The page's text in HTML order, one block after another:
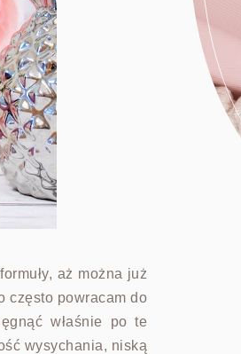
aż można już
często powracam do
właśnie po te
wysychania, niską